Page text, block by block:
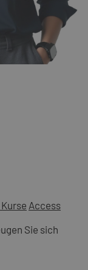
Access
Sie sich